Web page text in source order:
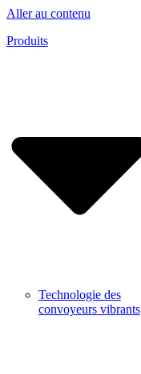
Aller au contenu
Produits
Technologie des
convoyeurs vibrants